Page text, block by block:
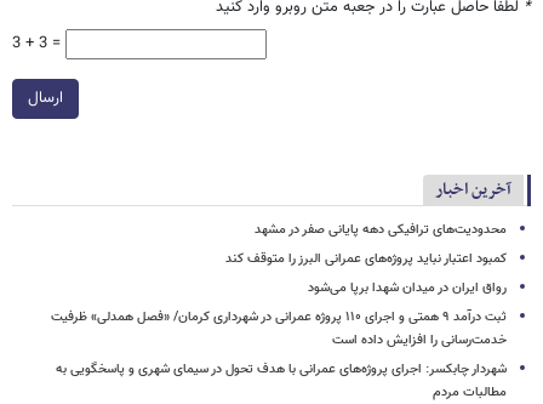
* لطفا حاصل عبارت را در جعبه متن روبرو وارد کنید
3 + 3 =
ارسال
آخرین اخبار
محدودیت‌های ترافیکی دهه پایانی صفر در مشهد
کمبود اعتبار نباید پروژه‌های عمرانی البرز را متوقف کند
رواق ایران در میدان شهدا برپا می‌شود
ثبت درآمد ۹ همتی و اجرای ۱۱۰ پروژه عمرانی در شهرداری کرمان/ «فصل همدلی» ظرفیت
خدمت‌رسانی را افزایش داده است
شهردار چابکسر: اجرای پروژه‌های عمرانی با هدف تحول در سیمای شهری و پاسخگویی به
مطالبات مردم